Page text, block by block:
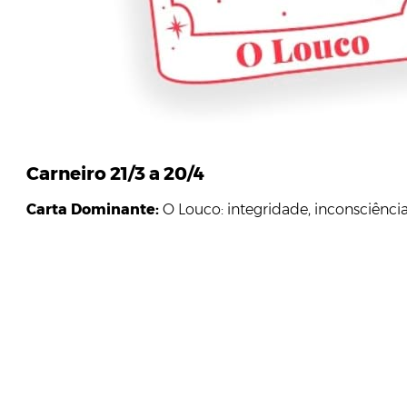
Carneiro 21/3 a 20/4
Carta Dominante: O Louco: integridade,